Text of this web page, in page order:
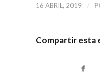
16 ABRIL, 2019 /
Compartir esta